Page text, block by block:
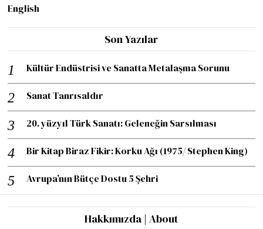
English
Son Yazılar
Kültür Endüstrisi ve Sanatta Metalaşma Sorunu
Sanat Tanrısaldır
20. yüzyıl Türk Sanatı: Geleneğin Sarsılması
Bir Kitap Biraz Fikir: Korku Ağı (1975/ Stephen King)
Avrupa’nın Bütçe Dostu 5 Şehri
Hakkımızda | About